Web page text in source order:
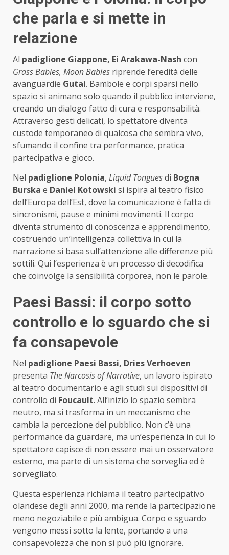
che parla e si mette in
relazione
Al padiglione Giappone, Ei Arakawa-Nash con
Grass Babies, Moon Babies riprende l’eredità delle
avanguardie Gutai. Bambole e corpi sparsi nello
spazio si animano solo quando il pubblico interviene,
creando un dialogo fatto di cura e responsabilità.
Attraverso gesti delicati, lo spettatore diventa
custode temporaneo di qualcosa che sembra vivo,
sfumando il confine tra performance, pratica
partecipativa e gioco.
Nel padiglione Polonia, Liquid Tonguesdi Bogna
Burska e Daniel Kotowski si ispira al teatro fisico
dell’Europa dell’Est, dove la comunicazione è fatta di
sincronismi, pause e minimi movimenti. Il corpo
diventa strumento di conoscenza e apprendimento,
costruendo un’intelligenza collettiva in cui la
narrazione si basa sull’attenzione alle differenze più
sottili. Qui l’esperienza è un processo di decodifica
che coinvolge la sensibilità corporea, non le parole.
Paesi Bassi: il corpo sotto
controllo e lo sguardo che si
fa consapevole
Nel padiglione Paesi Bassi, Dries Verhoeven
presenta The Narcosis of Narrative, un lavoro ispirato
al teatro documentario e agli studi sui dispositivi di
controllo di Foucault. All’inizio lo spazio sembra
neutro, ma si trasforma in un meccanismo che
cambia la percezione del pubblico. Non c’è una
performance da guardare, ma un’esperienza in cui lo
spettatore capisce di non essere mai un osservatore
esterno, ma parte di un sistema che sorveglia ed è
sorvegliato.
Questa esperienza richiama il teatro partecipativo
olandese degli anni 2000, ma rende la partecipazione
meno negoziabile e più ambigua. Corpo e sguardo
vengono messi sotto la lente, portando a una
consapevolezza che non si può più ignorare.